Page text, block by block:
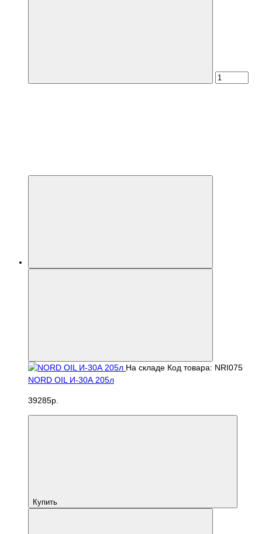
На складе Код товара: NRI075
NORD OIL И-30А 205л
39285р.
Купить